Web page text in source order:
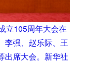
立105周年大会在
李强、赵乐际、王
出席大会。新华社